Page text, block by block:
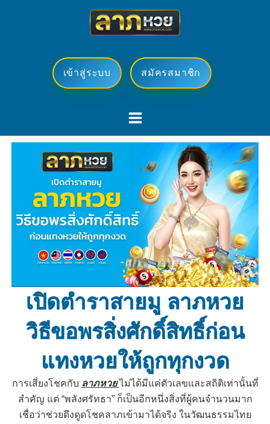
เข้าสู่ระบบ สมัครสมาชิก
เปิดตำราสายมู ลาภหวย
วิธีขอพรสิ่งศักดิ์สิทธิ์ก่อน
แทงหวยให้ถูกทุกงวด
การเสี่ยงโชคกับ ลาภหวย ไม่ได้มีแค่ตัวเลขและสถิติเท่านั้นที่
สำคัญ แต่ “พลังศรัทธา” ก็เป็นอีกหนึ่งสิ่งที่ผู้คนจำนวนมาก
เชื่อว่าช่วยดึงดูดโชคลาภเข้ามาได้จริง ในวัฒนธรรมไทย